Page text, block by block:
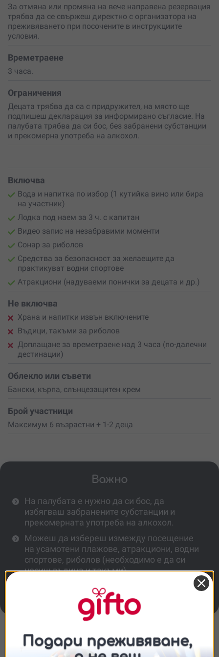
св. Анастасия
Разходка около Созопол, обиколка наостров св.
Иван
Разходка при устието на
Разходка около
Разходка в залива, заключен между
прилежащи плажове, включително и недостъпния
„ Въжен плаж“ край комплекса „ММЦ“, с карибско
кристална синя вода
Разходка наЮГ, посещение наплаж Арапя,
пристанищен плаж Царево, плаж Нестинарка
предсватбено парти, детско парти и др./
Разходка за риболов. Лодката е оборудвана с
висок клас Сонар.
Разходка с опция
екстремни водни спортове
Не пропускай шанса да сътвориш незабравими
спомени!
Резервирай своето магическо морско
приключение с „Радостина“ още сега
като най-оригиналния подарък, който можеш да
направиш!
За отмяна или промяна на вече направена резервация
трябва да се свържеш директно с организатора на
преживяването при посочените в инструкциите
условия.
Времетраене
3 часа.
Ограничения
Децата трябва да са с придружител, на място ще
подпишеш декларация за информирано съгласие. На
палубата трябва да си бос, без забранени субстанции
и прекомерна употреба на алкохол.
Включва
Вода и напитка по избор (1 кутийка вино или бира
на участник)
Лодка под наем за 3 ч. с капитан
Видео запис на незабравими моменти
Сонар за риболов
Средства за безопасност за желаещите да
практикуват водни спортове
Атракциони (надуваеми понички за децата и др.)
Не включва
Храна и напитки извън включените
Въдици, такъми за риболов
Доплащане за времетраене над 3 часа (по-далечни
дестинации)
Облекло или съвети
Бански, кърпа, слънцезащитен крем
Брой участници
Максимум 6 възрастни + 1-2 деца
Важно
На палубата е нужно да си бос, да
избягваш забранените субстанции и
прекомерната употреба на алкохол.
Можеш да избереш измежду посещение
на усамотени плажове, атракциони, водни
спортове, риболов (необходимо е да си
носиш въдица и такъми).
В цената е включена застраховка
Повече информация